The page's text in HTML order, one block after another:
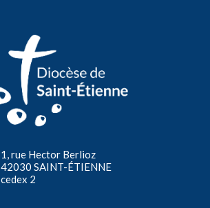
1, rue Hector Berlioz
42030 SAINT-ÉTIENNE
cedex 2